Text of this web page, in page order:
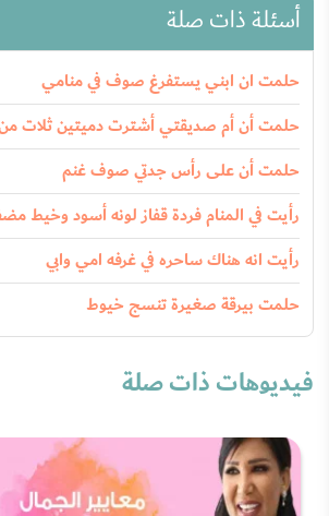
أسئلة ذات صلة
حلمت ان ابني يستفرغ صوف في منامي
حلمت أن أم صديقتي أشترت دميتين ثلات
حلمت أن على رأس جدتي صوف غنم
رأيت في المنام فردة قفاز لونه أسود وخيط
رأيت انه هناك ساحره في غرفه امي وابي
حلمت بيرقة صغيرة تنسج خيوط
فيديوهات ذات صلة